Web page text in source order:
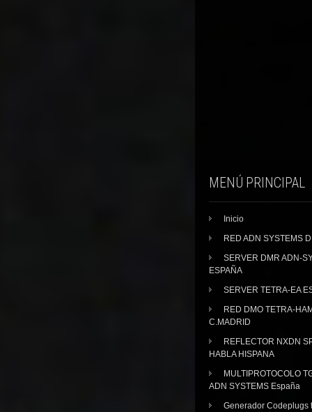
MENÚ PRINCIPAL
Inicio
RED ADN SYSTEMS
SERVER DMR ADN-
ESPAÑA
SERVER TETRA-EA
RED DMO TETRA-
C.MADRID
REFLECTOR NXDN
HABLA HISPANA
MULTIPROTOCOLO
ADN SYSTEMS España
Generador Codeplugs